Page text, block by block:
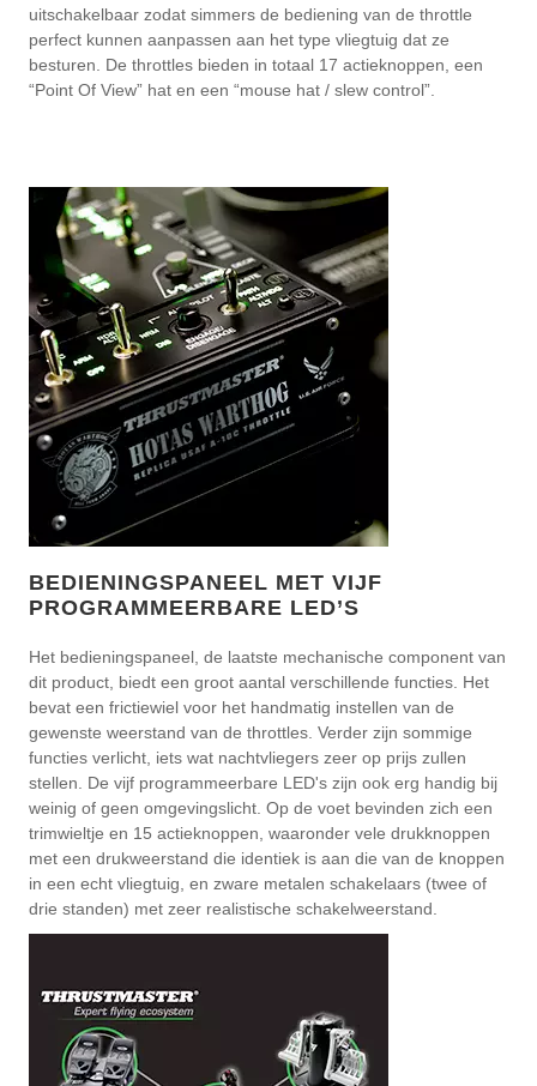
uitschakelbaar zodat simmers de bediening van de throttle
perfect kunnen aanpassen aan het type vliegtuig dat ze
besturen. De throttles bieden in totaal 17 actieknoppen, een
“Point Of View” hat en een “mouse hat / slew control”.
BEDIENINGSPANEEL MET VIJF
PROGRAMMEERBARE LED’S
Het bedieningspaneel, de laatste mechanische component van
dit product, biedt een groot aantal verschillende functies. Het
bevat een frictiewiel voor het handmatig instellen van de
gewenste weerstand van de throttles. Verder zijn sommige
functies verlicht, iets wat nachtvliegers zeer op prijs zullen
stellen. De vijf programmeerbare LED's zijn ook erg handig bij
weinig of geen omgevingslicht. Op de voet bevinden zich een
trimwieltje en 15 actieknoppen, waaronder vele drukknoppen
met een drukweerstand die identiek is aan die van de knoppen
in een echt vliegtuig, en zware metalen schakelaars (twee of
drie standen) met zeer realistische schakelweerstand.